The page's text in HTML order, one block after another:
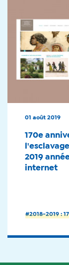
#2018-2019 :
01 août 2019
170e
2019
internet